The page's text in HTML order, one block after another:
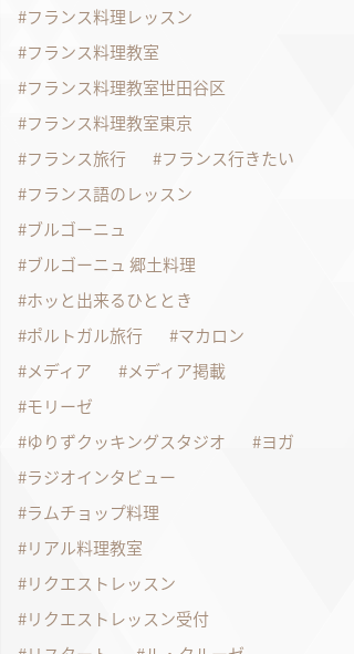
フランス料理レッスン
フランス料理教室
フランス料理教室世田谷区
フランス料理教室東京
フランス旅行
フランス行きたい
フランス語のレッスン
ブルゴーニュ
ブルゴーニュ 郷土料理
ホッと出来るひととき
ポルトガル旅行
マカロン
メディア
メディア掲載
モリーゼ
ゆりずクッキングスタジオ
ヨガ
ラジオインタビュー
ラムチョップ料理
リアル料理教室
リクエストレッスン
リクエストレッスン受付